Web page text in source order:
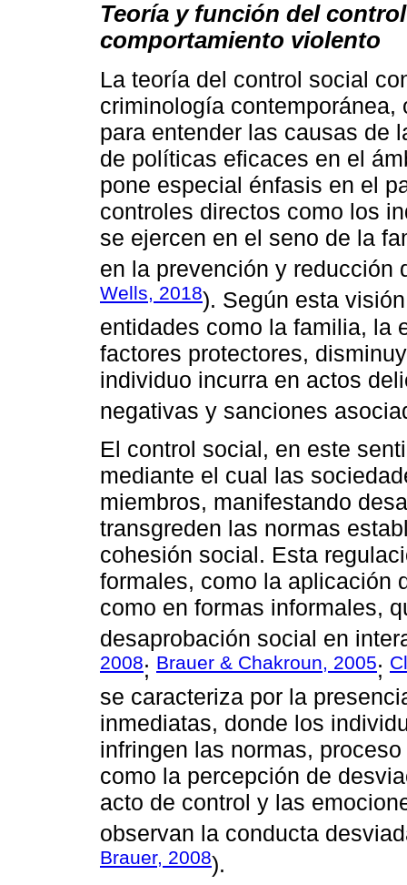
Teoría y función del
comportamiento violento
La teoría del control social
criminología
para entender las causas de
de políticas eficaces en el
pone especial énfasis en el
controles directos como los
se ejercen en el seno de la
en la prevención y reducción
Wells, 2018). Según esta
entidades como la familia, la
factores protectores,
individuo incurra en actos
negativas y sanciones
El control social, en este
mediante el cual las
miembros, manifestando
transgreden las normas
cohesión social. Esta
formales, como la aplicación
como en formas informales,
desaprobación social en
2008; Brauer & Chakroun, 2005;
se caracteriza por la
inmediatas, donde los
infringen las normas,
como la percepción de
acto de control y las
observan la conducta
Brauer, 2008).